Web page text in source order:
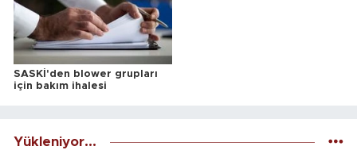
SASKİ'den blower grupları
için bakım ihalesi
Yükleniyor...